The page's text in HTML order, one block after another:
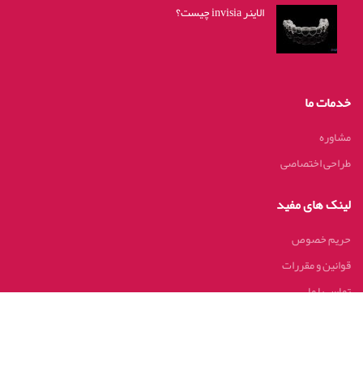
الاینر invisia چیست؟
خدمات ما
مشاوره
طراحی اختصاصی
لینک های مفید
حریم خصوص
قوانین و مقررات
تماس با ما